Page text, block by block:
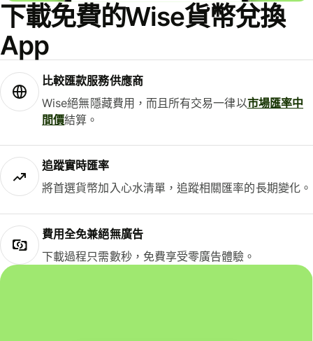
下載免費的Wise貨幣兌換
App
比較匯款服務供應商
Wise絕無隱藏費用，而且所有交易一律以市場匯率中
間價結算。
追蹤實時匯率
將首選貨幣加入心水清單，追蹤相關匯率的長期變化。
費用全免兼絕無廣告
下載過程只需數秒，免費享受零廣告體驗。